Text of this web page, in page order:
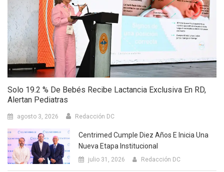
Solo 19.2 % De Bebés Recibe Lactancia Exclusiva En RD,
Alertan Pediatras
agosto 3, 2026 Redacción DC
Centrimed Cumple Diez Años E Inicia Una
Nueva Etapa Institucional
julio 31, 2026 Redacción DC